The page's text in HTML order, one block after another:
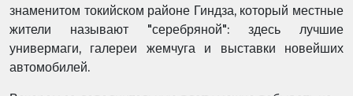
знаменитом токийском районе Гиндза, который местные
жители называют "серебряной": здесь лучшие
универмаги, галереи жемчуга и выставки новейших
автомобилей.